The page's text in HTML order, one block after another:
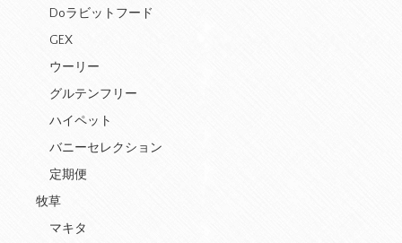
Doラビットフード
GEX
ウーリー
グルテンフリー
ハイペット
バニーセレクション
定期便
牧草
マキタ